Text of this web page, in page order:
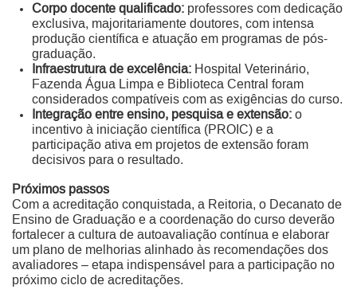
Corpo docente qualificado: professores com dedicação
exclusiva, majoritariamente doutores, com intensa
produção científica e atuação em programas de pós-
graduação.
Infraestrutura de excelência: Hospital Veterinário,
Fazenda Água Limpa e Biblioteca Central foram
considerados compatíveis com as exigências do curso.
Integração entre ensino, pesquisa e extensão: o
incentivo à iniciação científica (PROIC) e a
participação ativa em projetos de extensão foram
decisivos para o resultado.
Próximos passos
Com a acreditação conquistada, a Reitoria, o Decanato de
Ensino de Graduação e a coordenação do curso deverão
fortalecer a cultura de autoavaliação contínua e elaborar
um plano de melhorias alinhado às recomendações dos
avaliadores – etapa indispensável para a participação no
próximo ciclo de acreditações.